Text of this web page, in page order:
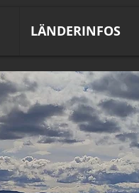
LÄNDERINFOS